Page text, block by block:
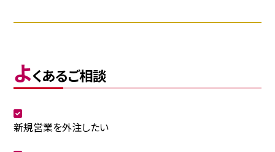
よくあるご相談
新規営業を外注したい